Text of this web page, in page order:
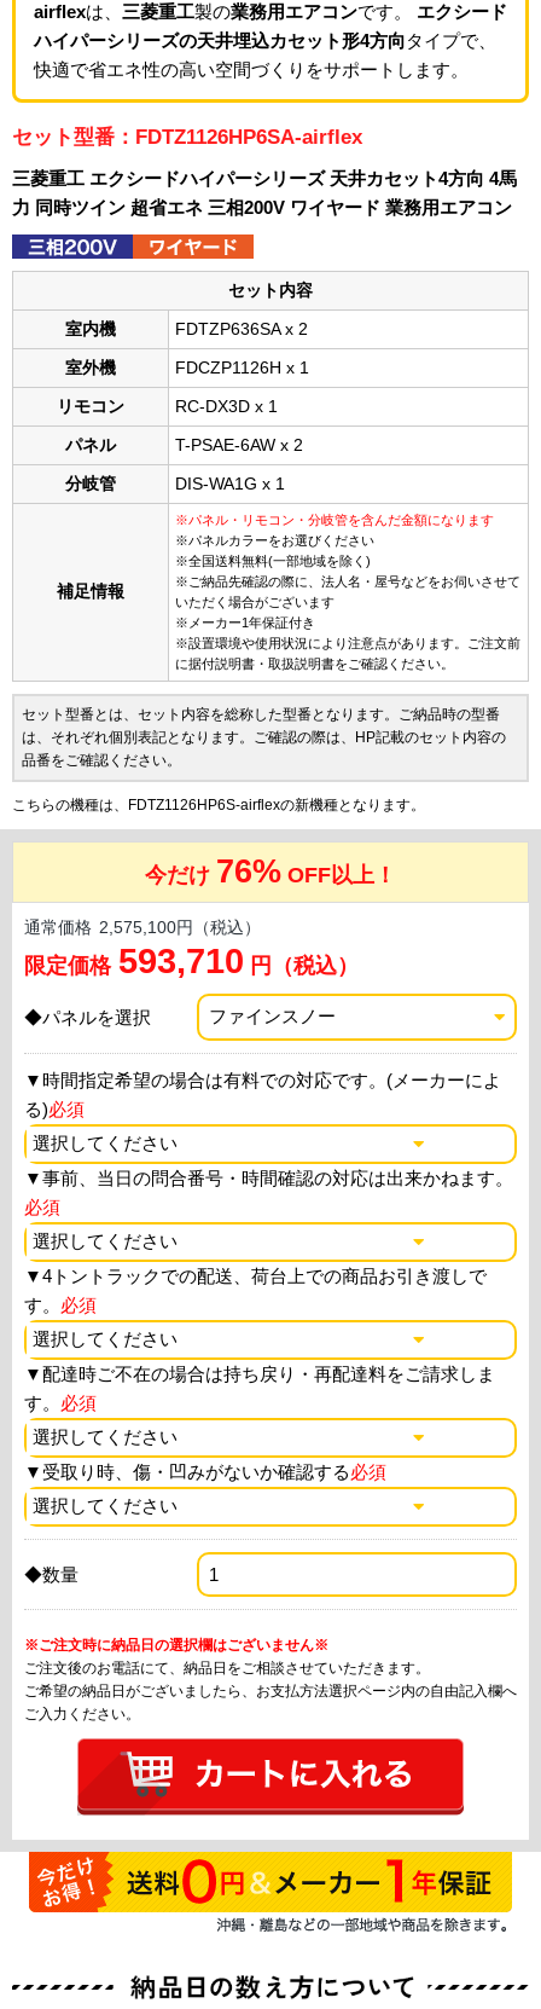
airflexは、 三菱重工製の業務用エアコンです。 エクシード
ハイパーシリーズの天井埋込カセット形4方向タイプで、
快適で省エネ性の高い空間づくりをサポートします。
セット型番：FDTZ1126HP6SA-airflex
三菱重工 エクシードハイパーシリーズ 天井カセット4方向 4馬
力 同時ツイン 超省エネ 三相200V ワイヤード 業務用エアコン
セット内容
室内機 FDTZP636SA x 2
室外機 FDCZP1126H x 1
リモコン RC-DX3D x 1
パネル T-PSAE-6AW x 2
分岐管 DIS-WA1G x 1
補足情報
※パネル・リモコン・分岐管を含んだ金額になります
※パネルカラーをお選びください
※全国送料無料(一部地域を除く)
※ご納品先確認の際に、法人名・屋号などをお伺いさせて
いただく場合がございます
※メーカー1年保証付き
※設置環境や使用状況により注意点があります。ご注文前
に据付説明書・取扱説明書をご確認ください。
セット型番とは、セット内容を総称した型番となります。ご納品時の型番
は、それぞれ個別表記となります。ご確認の際は、HP記載のセット内容の
品番をご確認ください。
こちらの機種は、FDTZ1126HP6S-airflexの新機種となります。
今だけ 76% OFF以上！
通常価格 2,575,100円（税込）
限定価格 593,710 円（税込）
◆パネルを選択
▼時間指定希望の場合は有料での対応です。(メーカーによ
る)必須
▼事前、当日の問合番号・時間確認の対応は出来かねます。
必須
▼4トントラックでの配送、荷台上での商品お引き渡しで
す。 必須
▼配達時ご不在の場合は持ち戻り・再配達料をご請求しま
す。 必須
▼ 受取り時、傷・凹みがないか確認する必須
◆数量
※ご注文時に納品日の選択欄はございません※
ご注文後のお電話にて、納品日をご相談させていただきます。
ご希望の納品日がございましたら、お支払方法選択ページ内の自由記入欄へ
ご入力ください。